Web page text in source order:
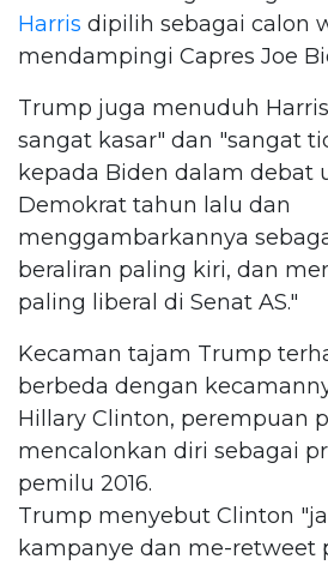
Harris dipilih sebagai calon
mendampingi Capres Joe
Trump juga menuduh
sangat kasar" dan "sangat
kepada Biden dalam debat
Demokrat tahun lalu dan
menggambarkannya
beraliran paling kiri, dan
paling liberal di Senat AS."
Kecaman tajam Trump
berbeda dengan
Hillary Clinton, perempuan
mencalonkan diri sebagai
pemilu 2016.
Trump menyebut Clinton
kampanye dan me-retweet